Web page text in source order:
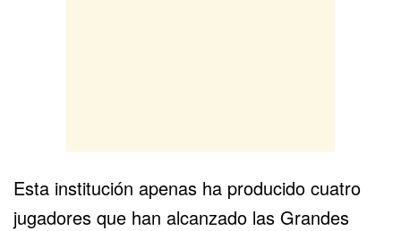
Esta institución apenas ha producido cuatro
jugadores que han alcanzado las Grandes